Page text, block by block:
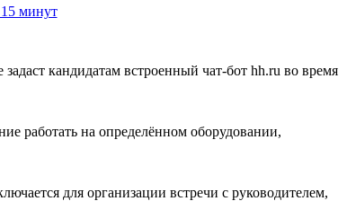
кандидатам встроенный чат-бот hh.ru во время
работать на определённом оборудовании,
для организации встречи с руководителем,